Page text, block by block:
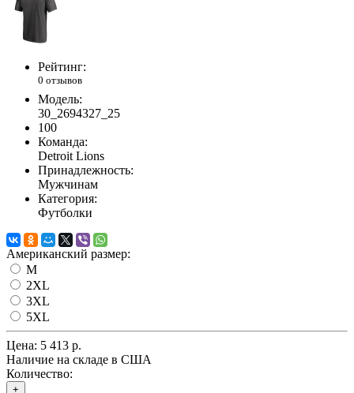
Рейтинг:
0 отзывов
Модель:
30_2694327_25
100
Команда:
Detroit Lions
Принадлежность:
Мужчинам
Категория:
Футболки
Американский размер:
M
2XL
3XL
5XL
Цена: 5 413 р.
Наличие на складе в США
Количество:
+